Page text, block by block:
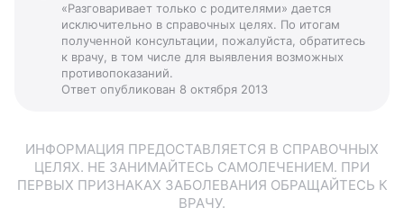
«Разговаривает только с родителями» дается
исключительно в справочных целях. По итогам
полученной консультации, пожалуйста, обратитесь
к врачу, в том числе для выявления возможных
противопоказаний.
Ответ опубликован 8 октября 2013
ИНФОРМАЦИЯ ПРЕДОСТАВЛЯЕТСЯ В СПРАВОЧНЫХ
ЦЕЛЯХ. НЕ ЗАНИМАЙТЕСЬ САМОЛЕЧЕНИЕМ. ПРИ
ПЕРВЫХ ПРИЗНАКАХ ЗАБОЛЕВАНИЯ ОБРАЩАЙТЕСЬ К
ВРАЧУ.